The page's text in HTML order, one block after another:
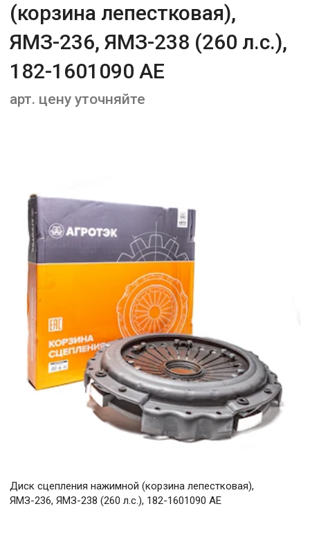
(корзина лепестковая),
ЯМЗ-236, ЯМЗ-238 (260 л.с.),
182-1601090 АЕ
арт. цену уточняйте
Диск сцепления нажимной (корзина лепестковая),
ЯМЗ-236, ЯМЗ-238 (260 л.с.), 182-1601090 АЕ